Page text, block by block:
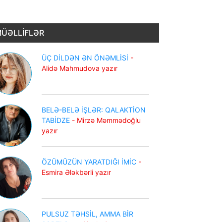
ÜÇ DİLDƏN ƏN ÖNƏMLİSİ -
Alidə Mahmudova yazır
BELƏ-BELƏ İŞLƏR: QALAKTİON
TABİDZE - Mirzə Məmmədoğlu
yazır
ÖZÜMÜZÜN YARATDIĞI İMİC -
Esmira Ələkbərli yazır
PULSUZ TƏHSİL, AMMA BİR